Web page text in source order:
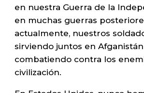
en nuestra Guerra de la
en muchas guerras
actualmente, nuestros
sirviendo juntos en
combatiendo contra los
civilización.